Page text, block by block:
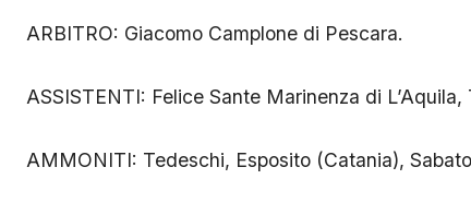
ARBITRO: Giacomo Camplone di Pescara.
ASSISTENTI: Felice Sante Marinenza di
AMMONITI: Tedeschi, Esposito (Catania),